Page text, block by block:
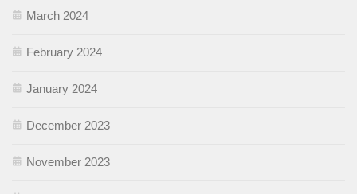
March 2024
February 2024
January 2024
December 2023
November 2023